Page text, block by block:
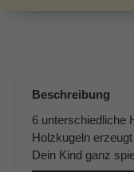
Beschreibung
6 unterschiedliche
Holzkugeln
Dein Kind ganz